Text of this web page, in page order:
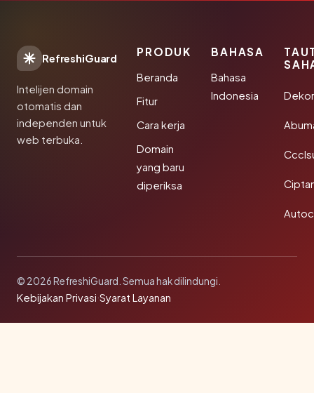
RefreshiGuard
Intelijen domain
otomatis dan
independen untuk
web terbuka.
PRODUK
Beranda
Fitur
Cara kerja
Domain
yang baru
diperiksa
BAHASA
Bahasa
Indonesia
© 2026 RefreshiGuard. Semua hak dilindungi.
Kebijakan Privasi·Syarat Layanan